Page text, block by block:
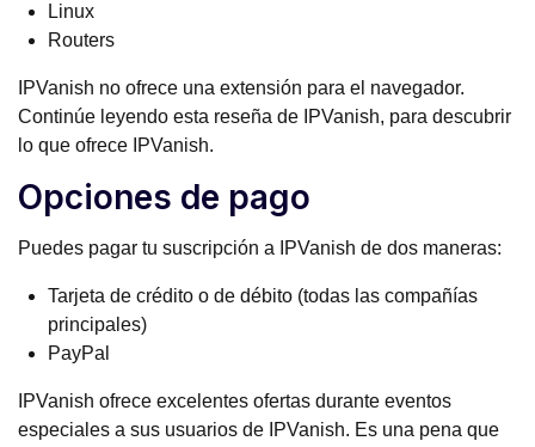
Linux
Routers
IPVanish no ofrece una extensión para el navegador.
Continúe leyendo esta reseña de IPVanish, para descubrir
lo que ofrece IPVanish.
Opciones de pago
Puedes pagar tu suscripción a IPVanish de dos maneras:
Tarjeta de crédito o de débito (todas las compañías
principales)
PayPal
IPVanish ofrece excelentes ofertas durante eventos
especiales a sus usuarios de IPVanish. Es una pena que